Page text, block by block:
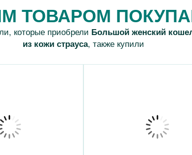
ТОВАРОМ
которые приобрели Большой женский
из кожи страуса, также купили